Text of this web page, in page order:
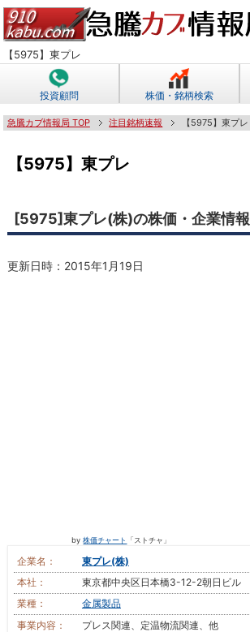
【5975】東プレ
投資顧問 株価・銘柄検索
急騰カブ情報局 TOP 注目銘柄速報 【5975】東プレ
【5975】東プレ
[5975]東プレ(株)の株価・企業情報
更新日時： 2015年1月19日
by株価チャート 「ストチャ」
企業名：
東プレ(株)
本社：
東京都中央区日本橋3-12-2朝日ビル
業種：
金属製品
事業内容：
プレス関連、定温物流関連、他